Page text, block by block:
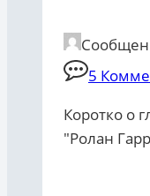
5
Коротко о
"Ролан